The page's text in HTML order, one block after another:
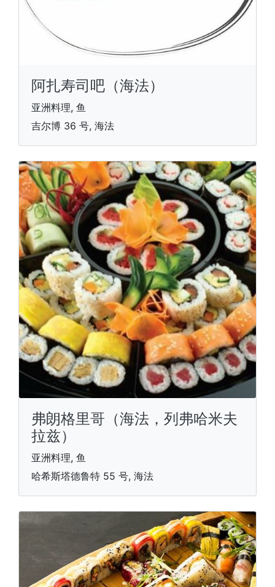
阿扎寿司吧（海法）
亚洲料理, 鱼
吉尔博 36 号, 海法
弗朗格里哥（海法，列弗哈米夫
拉兹）
亚洲料理, 鱼
哈希斯塔德鲁特 55 号, 海法